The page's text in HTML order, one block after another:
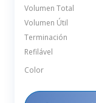
Volumen Total
Volumen Útil
Terminación
Refilável
Color